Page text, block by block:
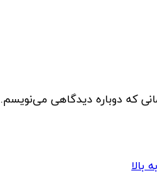
که دوباره دیدگاهی می‌نویسم.
بالا